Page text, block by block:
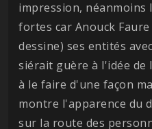
impression, néanmoins
fortes car Anouck
dessine) ses entités
siérait guère à l'idée
à le faire d'une façon
montre l'apparence du
sur la route des